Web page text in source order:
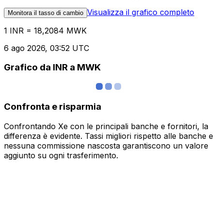
Monitora il tasso di cambio Visualizza il grafico completo
1 INR = 18,2084 MWK
6 ago 2026, 03:52 UTC
Grafico da INR a MWK
Confronta e risparmia
Confrontando Xe con le principali banche e fornitori, la
differenza è evidente. Tassi migliori rispetto alle banche e
nessuna commissione nascosta garantiscono un valore
aggiunto su ogni trasferimento.